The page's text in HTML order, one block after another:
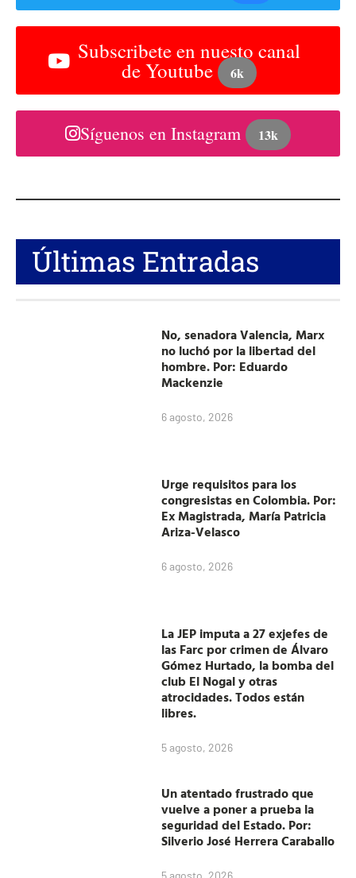
Subscribete en nuesto canal
de Youtube 6k
Síguenos en Instagram 13k
Últimas Entradas
No, senadora Valencia, Marx
no luchó por la libertad del
hombre. Por: Eduardo
Mackenzie
6 agosto, 2026
Urge requisitos para los
congresistas en Colombia. Por:
Ex Magistrada, María Patricia
Ariza-Velasco
6 agosto, 2026
La JEP imputa a 27 exjefes de
las Farc por crimen de Álvaro
Gómez Hurtado, la bomba del
club El Nogal y otras
atrocidades. Todos están
libres.
5 agosto, 2026
Un atentado frustrado que
vuelve a poner a prueba la
seguridad del Estado. Por:
Silverio José Herrera Caraballo